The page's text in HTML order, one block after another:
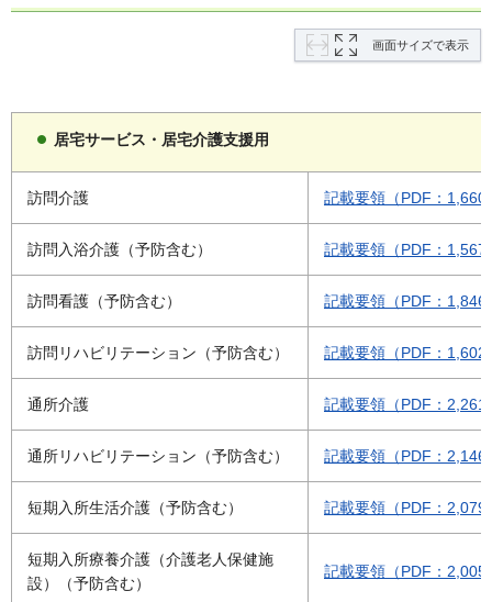
画面サイズで表示
居宅サービス・居宅介護支援用
訪問介護 記載要領（PDF：
訪問入浴介護（予防含む） 記載要領（PDF：
訪問看護（予防含む） 記載要領（PDF：
訪問リハビリテーション（予防含む） 記載要領（PDF：
通所介護 記載要領（PDF：
通所リハビリテーション（予防含む） 記載要領（PDF：
短期入所生活介護（予防含む） 記載要領（PDF：
短期入所療養介護（介護老人保健施
設）（予防含む）
記載要領（PDF：